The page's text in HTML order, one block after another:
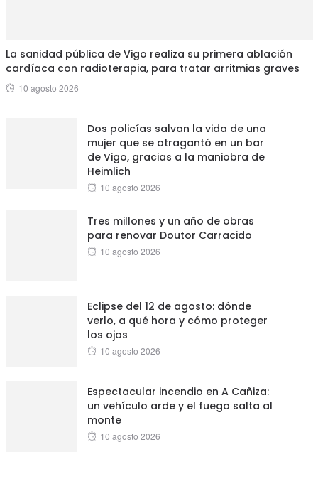
La sanidad pública de Vigo realiza su primera ablación
cardíaca con radioterapia, para tratar arritmias graves
Posted
10 agosto 2026
Dos policías salvan la vida de una
mujer que se atragantó en un bar
de Vigo, gracias a la maniobra de
Heimlich
Posted
10 agosto 2026
Tres millones y un año de obras
para renovar Doutor Carracido
Posted
10 agosto 2026
Eclipse del 12 de agosto: dónde
verlo, a qué hora y cómo proteger
los ojos
Posted
10 agosto 2026
Espectacular incendio en A Cañiza:
un vehículo arde y el fuego salta al
monte
Posted
10 agosto 2026